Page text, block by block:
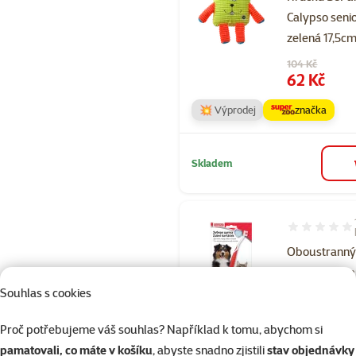
Souhlas s cookies
Proč potřebujeme váš souhlas? Například k tomu, abychom si
pamatovali, co máte v košíku, abyste snadno zjistilistav objednávky
Calypso
zelená
Původní cena
104 Kč
Cena
62 Kč
💥 Výprodej značka
Skladem
kartáček
Hodnocení
💥 Výprodej značka